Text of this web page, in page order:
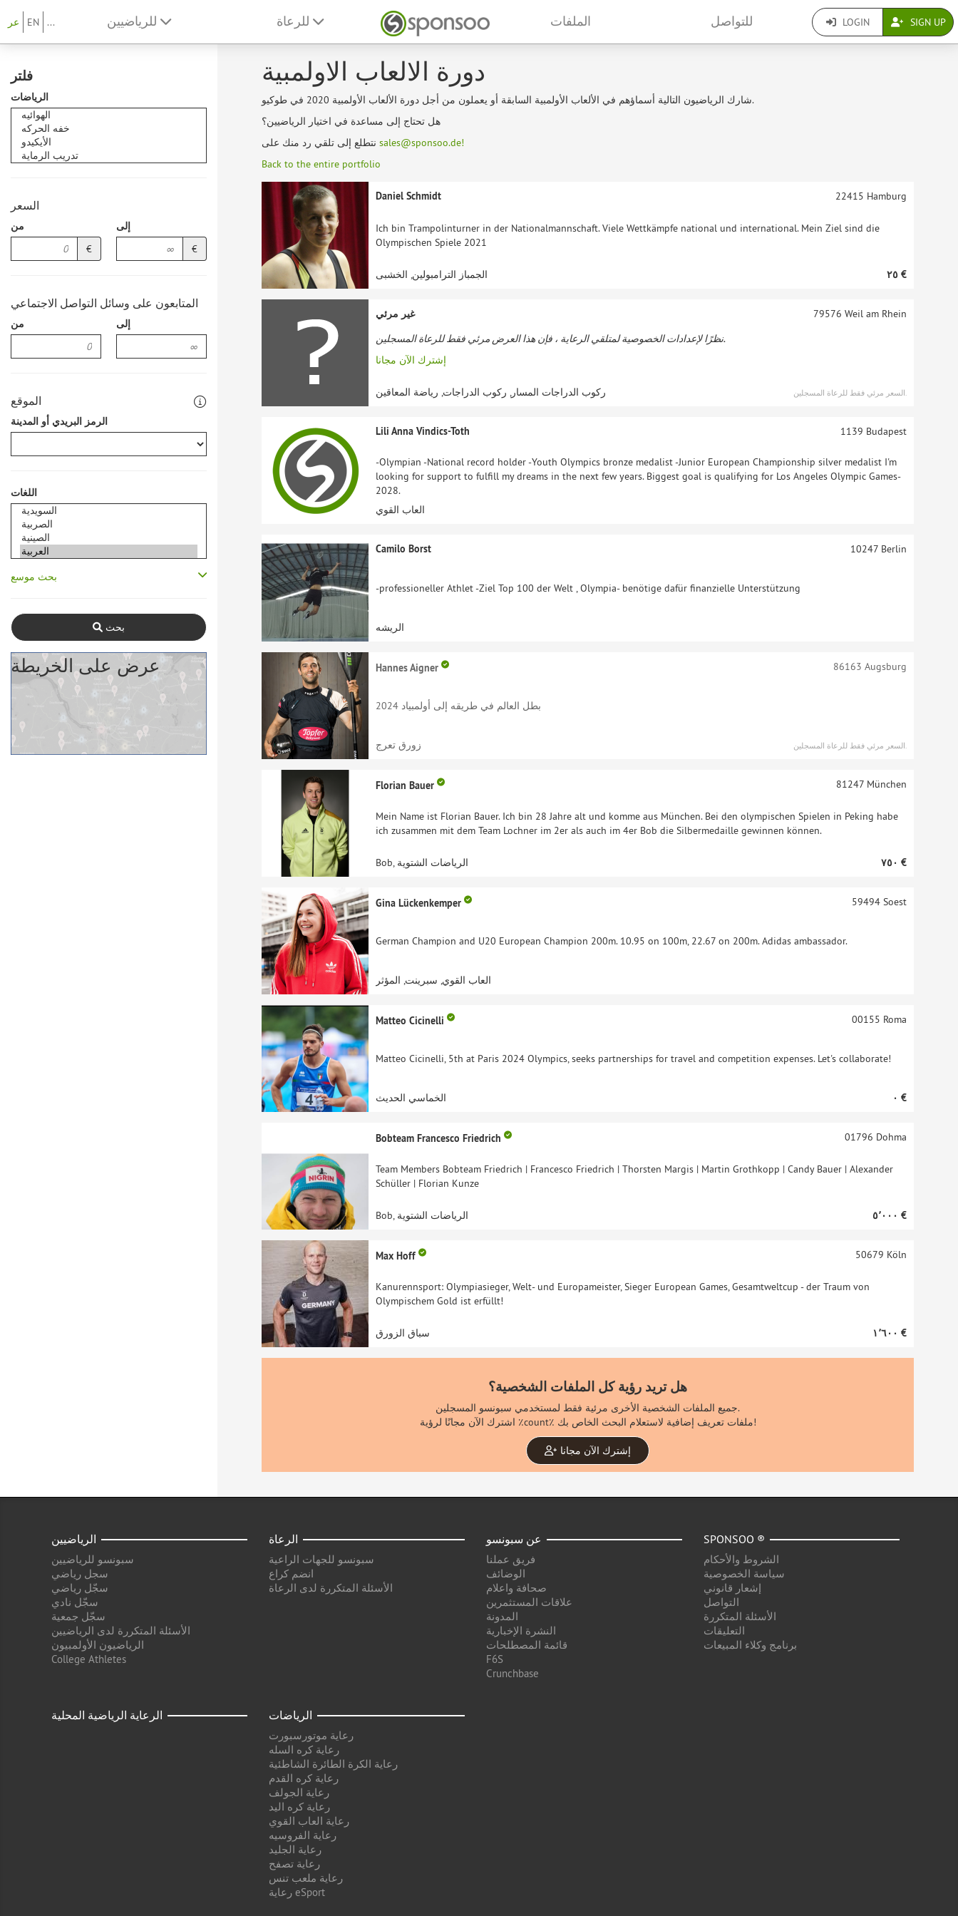
عر EN ... الملفات للتواصل LOGIN SIGN UP
فلتر
الرياضات
السعر
من
€
إلى
€
المتابعون على وسائل التواصل الاجتماعي
من إلى
الموقع
الرمز البريدي أو المدينة
اللغات
بحث موسع
بحث
عرض على الخريطة
دورة الالعاب الاولمبية
شارك الرياضيون التالية أسماؤهم في الألعاب الأولمبية السابقة أو يعملون من أجل دورة الألعاب الأولمبية 2020 في طوكيو.
هل تحتاج إلى مساعدة في اختيار الرياضيين؟
sales@sponsoo.de!
Back to the entire portfolio
Daniel Schmidt
Ich bin Trampolinturner in der Nationalmannschaft. Viele Wettkämpfe national und international. Mein Ziel sind die
Olympischen Spiele 2021
22415 Hamburg
الجمباز الترامبولين, الخشبى ‏٢٥ €
غير مرئي
نظرًا لإعدادات الخصوصية لمتلقي الرعاية ، فإن هذا العرض مرئي فقط للرعاة المسجلين.
إشترك الآن مجانا
79576 Weil am Rhein
ركوب الدراجات المسار, ركوب الدراجات, رياضة المعاقين السعر مرئي فقط للرعاة المسجلين.
Lili Anna Vindics-Toth
-Olympian -National record holder -Youth Olympics bronze medalist -Junior European Championship silver medalist I'm
looking for support to fulfill my dreams in the next few years. Biggest goal is qualifying for Los Angeles Olympic Games-
2028.
1139 Budapest
العاب القوي
Camilo Borst
-professioneller Athlet -Ziel Top 100 der Welt , Olympia- benötige dafür finanzielle Unterstützung
10247Berlin
الريشه
Hannes Aigner
بطل العالم في طريقه إلى أولمبياد 2024
86163 Augsburg
زورق تعرج السعر مرئي فقط للرعاة المسجلين.
Florian Bauer
Mein Name ist Florian Bauer. Ich bin 28 Jahre alt und komme aus München. Bei den olympischen Spielen in Peking habe
ich zusammen mit dem Team Lochner im 2er als auch im 4er Bob die Silbermedaille gewinnen können.
81247München
Bob, الرياضات الشتوية ‏٧٥٠ €
Gina Lückenkemper
German Champion and U20 European Champion 200m. 10.95 on 100m, 22.67 on 200m. Adidas ambassador.
59494Soest
العاب القوي, سبرينت, المؤثر
Matteo Cicinelli
Matteo Cicinelli, 5th at Paris 2024 Olympics, seeks partnerships for travel and competition expenses. Let's collaborate!
00155 Roma
الخماسي الحديث ‏٠ €
Bobteam Francesco Friedrich
Team Members Bobteam Friedrich | Francesco Friedrich | Thorsten Margis | Martin Grothkopp | Candy Bauer | Alexander
Schüller | Florian Kunze
01796 Dohma
Bob, الرياضات الشتوية ‏٥٬٠٠٠ €
Max Hoff
Kanurennsport: Olympiasieger, Welt- und Europameister, Sieger European Games, Gesamtweltcup - der Traum von
Olympischem Gold ist erfüllt!
50679 Köln
سباق الزورق ‏١٬٦٠٠ €
هل تريد رؤية كل الملفات الشخصية؟
جميع الملفات الشخصية الأخرى مرئية فقط لمستخدمي سبونسو المسجلين.
اشترك الآن مجانًا لرؤية ٪count٪ ملفات تعريف إضافية لاستعلام البحث الخاص بك!
إشترك الآن مجانا
الرياضيين
سبونسو للرياضيين
سجل رياضي
سجّل رياضي
سجّل نادي
سجّل جمعية
الأسئلة المتكررة لدى الرياضيين
الرياضيون الأولمبيون
College Athletes
الرعاة
سبونسو للجهات الراعية
انضم كراع
الأسئلة المتكررة لدى الرعاة
عن سبونسو
فريق عملنا
الوضائف
صحافة واعلام
علاقات المستثمرين
المدونة
النشرة الإخبارية
قائمة المصطلحات
F6S
Crunchbase
SPONSOO ®
الشروط والأحكام
سياسة الخصوصية
إشعار قانوني
التواصل
الأسئلة المتكررة
التعليقات
برنامج وكلاء المبيعات
الرعاية الرياضية المحلية الرياضات
رعاية موتورسبورت
رعاية كره السله
رعاية الكرة الطائرة الشاطئية
رعاية كره القدم
رعاية الجولف
رعاية كره اليد
رعاية العاب القوي
رعاية الفروسيه
رعاية الجليد
رعاية تصفح
رعاية ملعب تنس
رعاية eSport